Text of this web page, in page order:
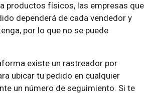
productos físicos, las empresas que
dependerá de cada vendedor y
por lo que no se puede
existe un rastreador por
ubicar tu pedido en cualquier
un número de seguimiento. Si te